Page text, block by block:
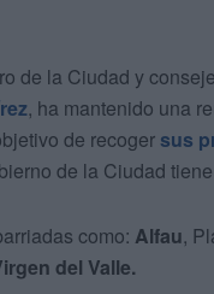
de la Ciudad y
, ha mantenido una
de recoger sus
de la Ciudad
como: Alfau,
del Valle.